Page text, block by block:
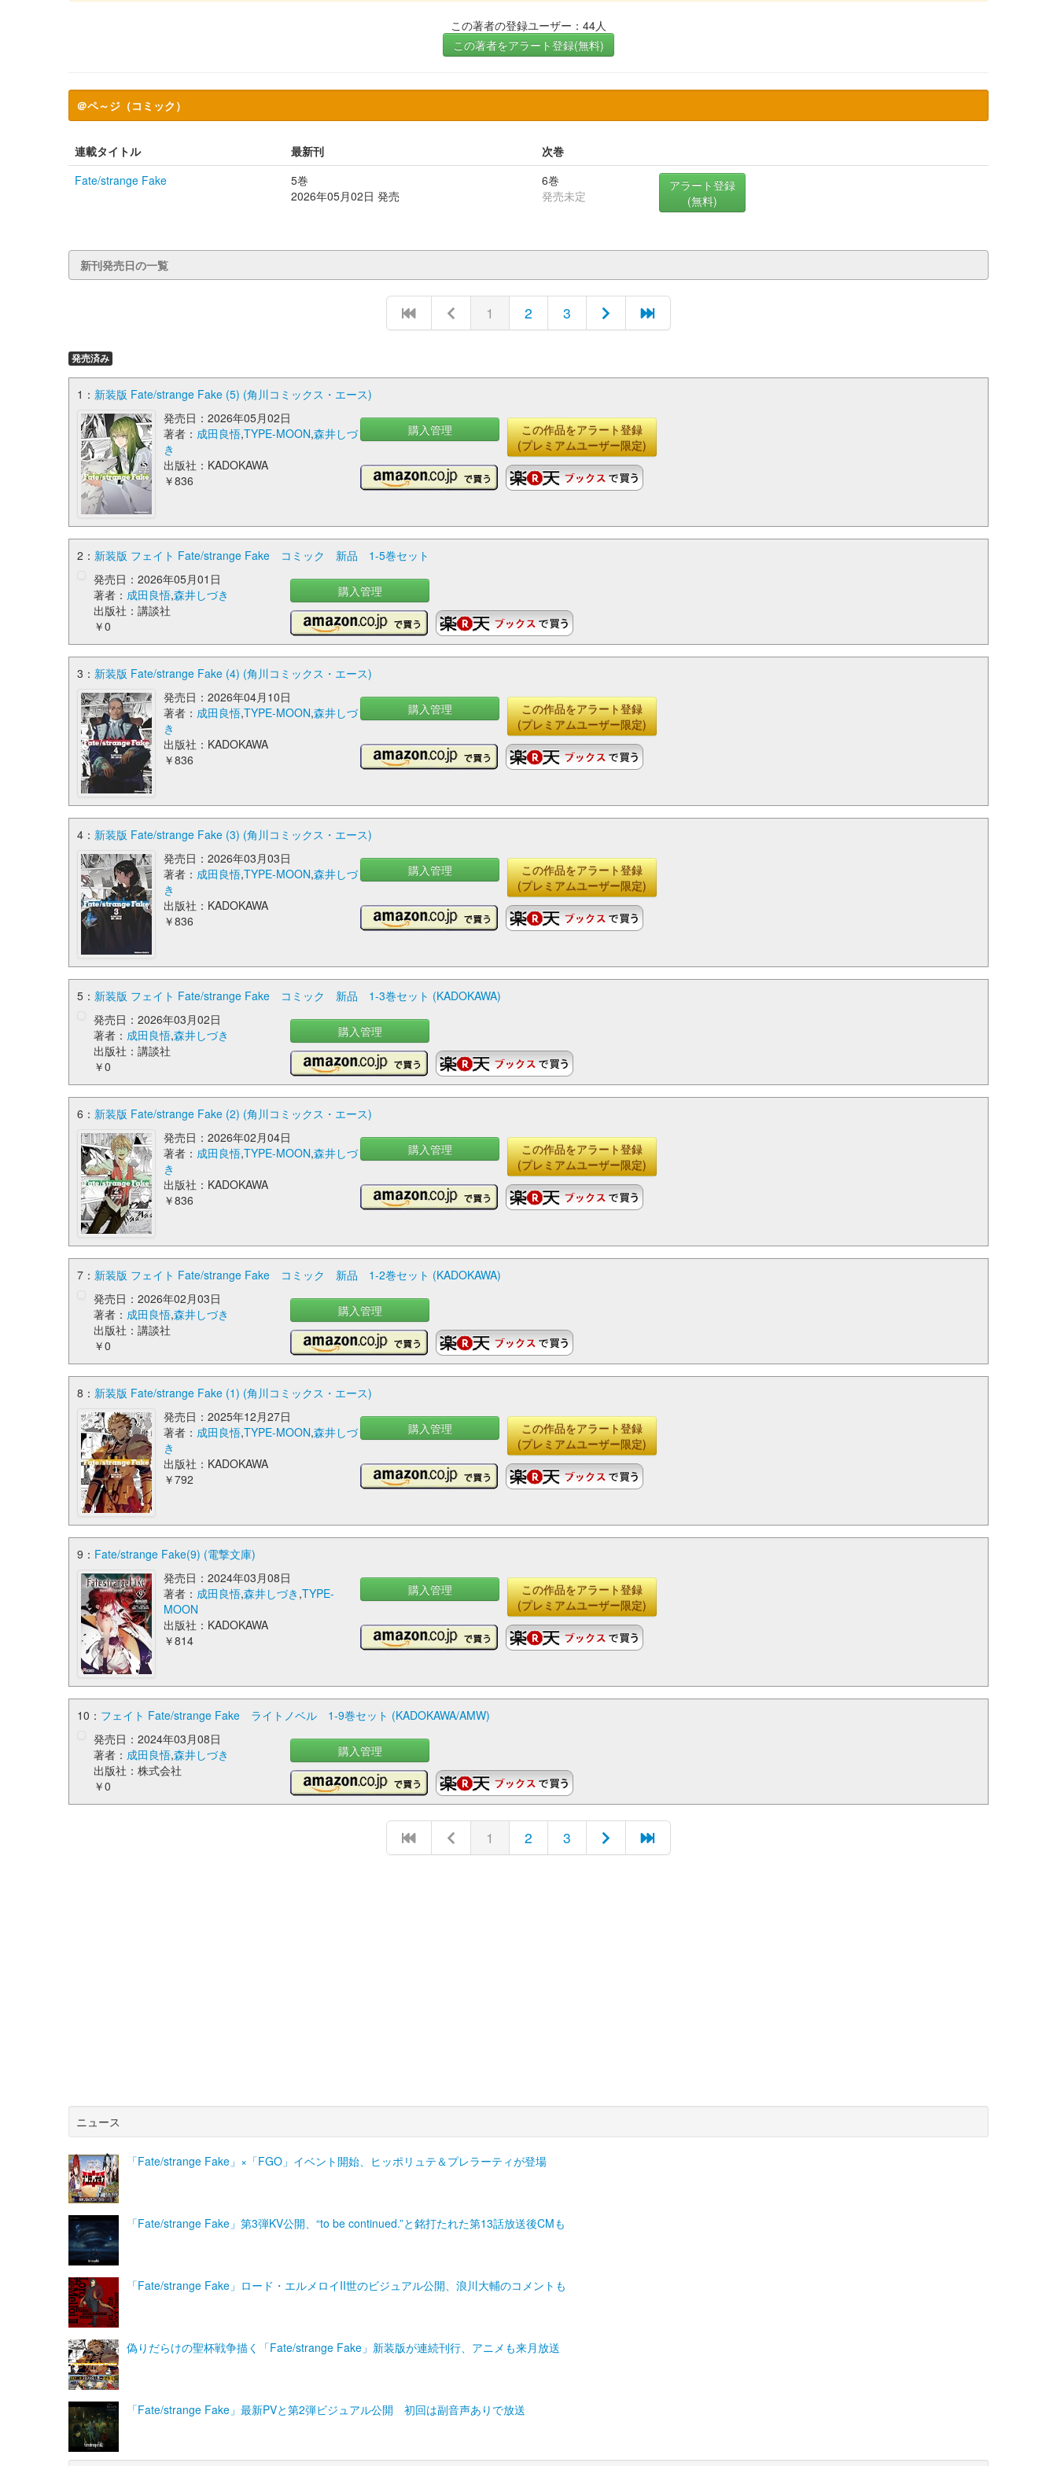
この著者の登録ユーザー：44人
この著者をアラート登録(無料)
＠ペ～ジ（コミック）
連載タイトル 最新刊
次巻
Fate/strange Fake
5巻
2026年05月02日 発売
6巻
発売未定
アラート登録
(無料)
新刊発売日の一覧
1 2 3
発売済み
1： 新装版 Fate/strange Fake (5) (角川コミックス・エース)
発売日：2026年05月02日
著者： 成田良悟,TYPE-MOON,森井しづ
き
出版社：KADOKAWA
￥836
購入管理
この作品をアラート登録
(プレミアムユーザー限定)
2： 新装版 フェイト Fate/strange Fake コミック 新品 1-5巻セット
発売日：2026年05月01日
著者： 成田良悟,森井しづき
出版社：講談社
￥0
購入管理
3： 新装版 Fate/strange Fake (4) (角川コミックス・エース)
発売日：2026年04月10日
著者： 成田良悟,TYPE-MOON,森井しづ
き
出版社：KADOKAWA
￥836
購入管理
この作品をアラート登録
(プレミアムユーザー限定)
4： 新装版 Fate/strange Fake (3) (角川コミックス・エース)
発売日：2026年03月03日
著者： 成田良悟,TYPE-MOON,森井しづ
き
出版社：KADOKAWA
￥836
購入管理
この作品をアラート登録
(プレミアムユーザー限定)
5： 新装版 フェイト Fate/strange Fake コミック 新品 1-3巻セット (KADOKAWA)
発売日：2026年03月02日
著者： 成田良悟,森井しづき
出版社：講談社
￥0
購入管理
6： 新装版 Fate/strange Fake (2) (角川コミックス・エース)
発売日：2026年02月04日
著者： 成田良悟,TYPE-MOON,森井しづ
き
出版社：KADOKAWA
￥836
購入管理
この作品をアラート登録
(プレミアムユーザー限定)
7： 新装版 フェイト Fate/strange Fake コミック 新品 1-2巻セット (KADOKAWA)
発売日：2026年02月03日
著者： 成田良悟,森井しづき
出版社：講談社
￥0
購入管理
8： 新装版 Fate/strange Fake (1) (角川コミックス・エース)
発売日：2025年12月27日
著者： 成田良悟,TYPE-MOON,森井しづ
き
出版社：KADOKAWA
￥792
購入管理
この作品をアラート登録
(プレミアムユーザー限定)
9： Fate/strange Fake(9) (電撃文庫)
発売日：2024年03月08日
著者： 成田良悟,森井しづき ,TYPE-
MOON
出版社：KADOKAWA
￥814
購入管理
この作品をアラート登録
(プレミアムユーザー限定)
10： フェイト Fate/strange Fake ライトノベル 1-9巻セット (KADOKAWA/AMW)
発売日：2024年03月08日
著者： 成田良悟,森井しづき
出版社：株式会社
￥0
購入管理
1 2 3
ニュース
「Fate/strange Fake」×「FGO」イベント開始、ヒッポリュテ＆プレラーティが登場
「Fate/strange Fake」第3弾KV公開、“to be continued.”と銘打たれた第13話放送後CMも
「Fate/strange Fake」ロード・エルメロイII世のビジュアル公開、浪川大輔のコメントも
偽りだらけの聖杯戦争描く「Fate/strange Fake」新装版が連続刊行、アニメも来月放送
「Fate/strange Fake」最新PVと第2弾ビジュアル公開 初回は副音声ありで放送